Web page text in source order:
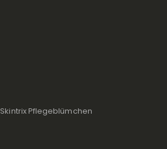
Skintrix Pflegeblümchen